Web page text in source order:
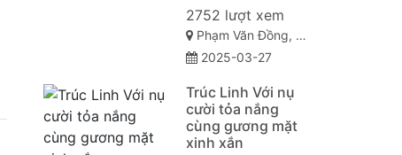
2752 lượt xem
Phạm Văn Đồng, Vỹ Dạ, Huế, Thừa Thiên Huế
2025-03-27
Trúc Linh Với nụ
cười tỏa nắng
cùng gương mặt
xinh xắn